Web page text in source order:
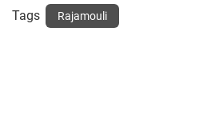
Tags Rajamouli